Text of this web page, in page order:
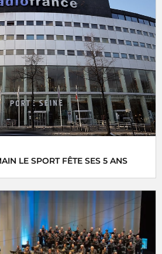
LE SPORT FÊTE SES 5 ANS